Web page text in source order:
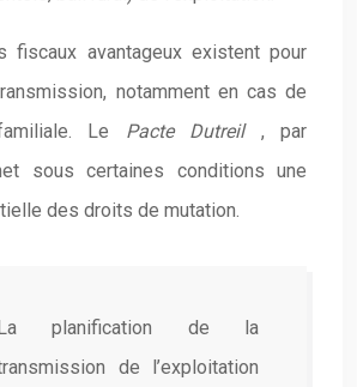
fiscaux avantageux existent pour
notamment en cas de
Le Pacte Dutreil , par
sous certaines conditions une
des droits de mutation.
planification de la
de l’exploitation